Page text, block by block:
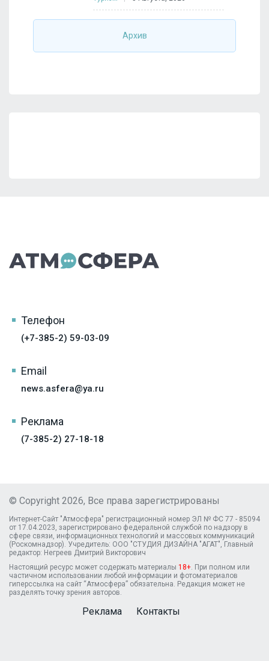
Архив
Телефон
(+7-385-2) 59-03-09
Email
news.asfera@ya.ru
Реклама
(7-385-2) 27-18-18
© Copyright 2026, Все права зарегистрированы
Интернет-Сайт "Атмосфера" регистрационный номер ЭЛ № ФС 77 - 85094
от 17.04.2023, зарегистрировано федеральной службой по надзору в
сфере связи, информационных технологий и массовых коммуникаций
(Роскомнадзор). Учредитель: ООО "СТУДИЯ ДИЗАЙНА "АГАТ", Главный
редактор: Негреев Дмитрий Викторович
Настоящий ресурс может содержать материалы 18+ . При полном или
частичном использовании любой информации и фотоматериалов
гиперссылка на сайт “Атмосфера” обязательна. Редакция может не
разделять точку зрения авторов.
Реклама Контакты